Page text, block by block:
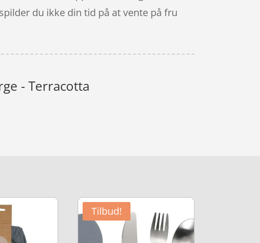
du ikke din tid på at vente på fru
- Terracotta
Tilbud!